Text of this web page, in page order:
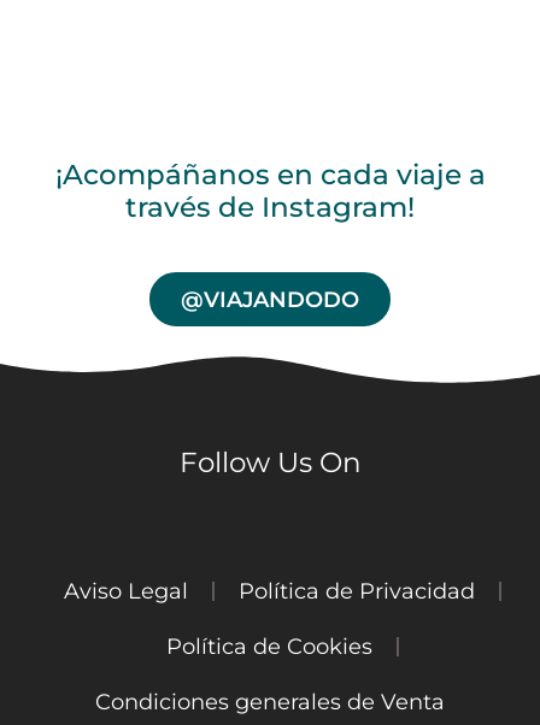
¡Acompáñanos en cada viaje a
través de Instagram!
@VIAJANDODO
Follow Us On
Aviso Legal Política de Privacidad
Política de Cookies
Condiciones generales de Venta